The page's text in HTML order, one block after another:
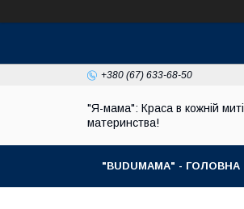
+380 (67) 633-68-50
"Я-мама": Краса в кожній миті
материнства!
"BUDUMAMA" - ГОЛОВНА